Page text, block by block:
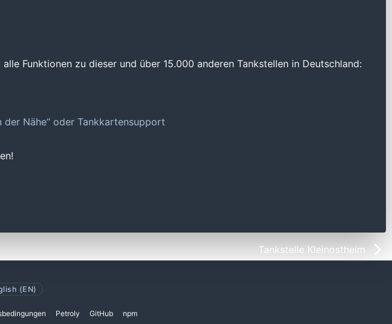
Funktionen zu dieser und über 15.000 anderen Tankstellen in Deutschland:
Nähe“ oder Tankkartensupport
Tankstelle Kleinostheim
(EN)
Petroly GitHub npm